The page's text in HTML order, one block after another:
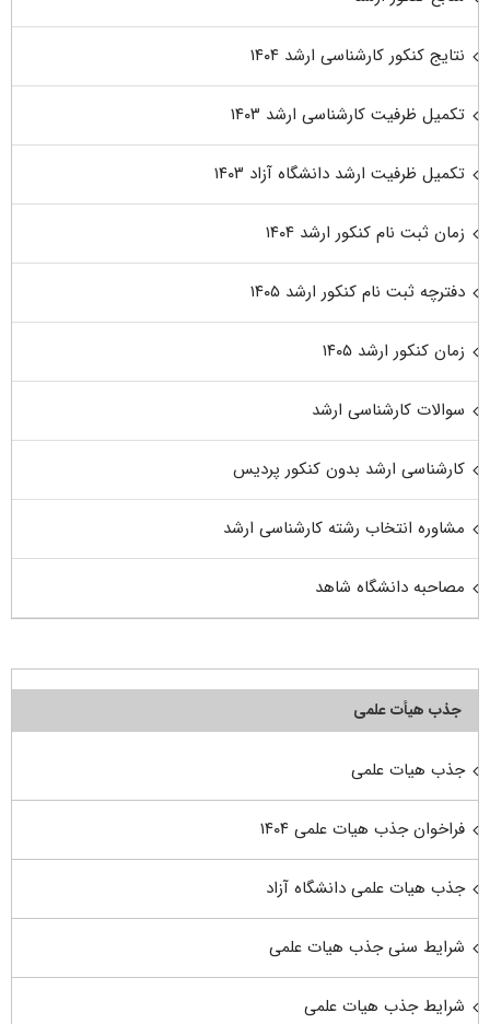
نتایج کنکور کارشناسی ارشد ۱۴۰۴
تکمیل ظرفیت کارشناسی ارشد ۱۴۰۳
تکمیل ظرفیت ارشد دانشگاه آزاد ۱۴۰۳
زمان ثبت نام کنکور ارشد ۱۴۰۴
دفترچه ثبت نام کنکور ارشد ۱۴۰۵
زمان کنکور ارشد ۱۴۰۵
سوالات کارشناسی ارشد
کارشناسی ارشد بدون کنکور پردیس
مشاوره انتخاب رشته کارشناسی ارشد
مصاحبه دانشگاه شاهد
جذب هیأت علمی
جذب هیات علمی
فراخوان جذب هیات علمی ۱۴۰۴
جذب هیات علمی دانشگاه آزاد
شرایط سنی جذب هیات علمی
شرایط جذب هیات علمی